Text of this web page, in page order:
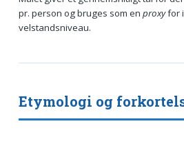
pr. person og bruges som en proxyfor
velstandsniveau.
Etymologi og